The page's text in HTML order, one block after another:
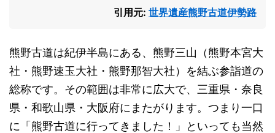
引用元: 世界遺産熊野古道伊勢路
熊野古道は紀伊半島にある、熊野三山（熊野本宮大
社・熊野速玉大社・熊野那智大社）を結ぶ参詣道の
総称です。その範囲は非常に広大で、三重県・奈良
県・和歌山県・大阪府にまたがります。つまり一口
に「熊野古道に行ってきました！」といっても当然